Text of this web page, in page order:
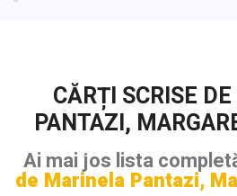
CĂRȚI SCRISE
PANTAZI,
Ai mai jos lista
de Marinela Pantazi,